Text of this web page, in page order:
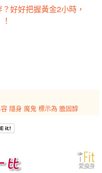
好好把握黃金2小時，
隱身 魔鬼 標示為 膽固醇